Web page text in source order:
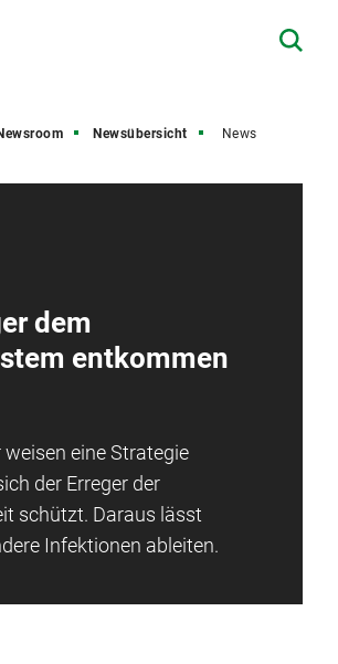
Newsübersicht News
dem
entkommen
eine Strategie
der Erreger der
schützt. Daraus lässt
Infektionen ableiten.